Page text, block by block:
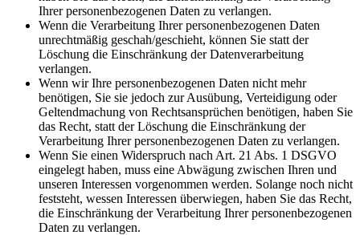
Ihrer personenbezogenen Daten zu verlangen.
Wenn die Verarbeitung Ihrer personenbezogenen Daten
unrechtmäßig geschah/geschieht, können Sie statt der
Löschung die Einschränkung der Datenverarbeitung
verlangen.
Wenn wir Ihre personenbezogenen Daten nicht mehr
benötigen, Sie sie jedoch zur Ausübung, Verteidigung oder
Geltendmachung von Rechtsansprüchen benötigen, haben Sie
das Recht, statt der Löschung die Einschränkung der
Verarbeitung Ihrer personenbezogenen Daten zu verlangen.
Wenn Sie einen Widerspruch nach Art. 21 Abs. 1 DSGVO
eingelegt haben, muss eine Abwägung zwischen Ihren und
unseren Interessen vorgenommen werden. Solange noch nicht
feststeht, wessen Interessen überwiegen, haben Sie das Recht,
die Einschränkung der Verarbeitung Ihrer personenbezogenen
Daten zu verlangen.